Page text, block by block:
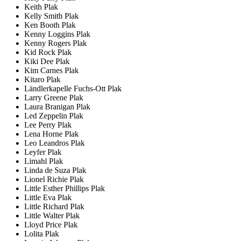
Keith Plak
Kelly Smith Plak
Ken Booth Plak
Kenny Loggins Plak
Kenny Rogers Plak
Kid Rock Plak
Kiki Dee Plak
Kim Carnes Plak
Kitaro Plak
Ländlerkapelle Fuchs-Ott Plak
Larry Greene Plak
Laura Branigan Plak
Led Zeppelin Plak
Lee Perry Plak
Lena Horne Plak
Leo Leandros Plak
Leyfer Plak
Limahl Plak
Linda de Suza Plak
Lionel Richie Plak
Little Esther Phillips Plak
Little Eva Plak
Little Richard Plak
Little Walter Plak
Lloyd Price Plak
Lolita Plak